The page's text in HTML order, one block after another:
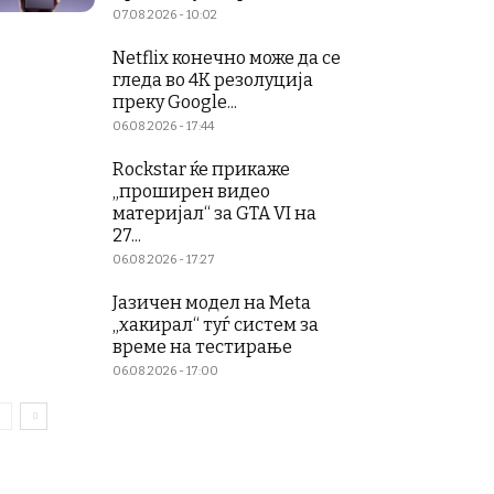
07.08.2026 - 10:02
Netflix конечно може да се
гледа во 4K резолуција
преку Google...
06.08.2026 - 17:44
Rockstar ќе прикаже
„проширен видео
материјал“ за GTA VI на
27...
06.08.2026 - 17:27
Јазичен модел на Meta
„хакирал“ туѓ систем за
време на тестирање
06.08.2026 - 17:00